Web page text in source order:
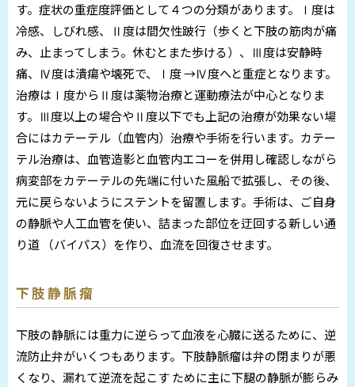
す。症状の重症度評価として４つの分類があります。Ⅰ度は
冷感、しびれ感、Ⅱ度は間欠性跛行（歩くと下肢の筋肉が痛
み、止まってしまう。休むとまた歩ける）、Ⅲ度は安静時
痛、Ⅳ度は潰瘍や壊死で、Ⅰ度 →Ⅳ度へと重症となります。
治療はⅠ度からⅡ度は薬物治療と運動療法が中心となりま
す。Ⅲ度以上の場合やⅡ度以下でも上記の治療が効果ない場
合にはカテーテル（血管内）治療や手術を行います。カテー
テル治療は、血管造影と血管内エコーを併用し確認しながら
病変部をカテーテルの先端に付いた風船で拡張し、その後、
元に戻らないようにステントを留置します。手術は、ご自身
の静脈や人工血管を使い、詰まった部位を迂回する新しい通
り道 （バイパス）を作り、血流を回復させます。
下肢静脈瘤
下肢の静脈には重力に逆らって血液を心臓に送るために、逆
流防止弁がいくつもあります。下肢静脈瘤は弁の閉まりが悪
くなり、漏れて逆流を起こす ために主に下腿の静脈が膨らみ